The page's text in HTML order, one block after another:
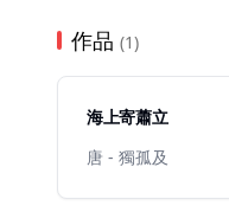
作品 (1)
海上寄蕭立
唐 - 獨孤及